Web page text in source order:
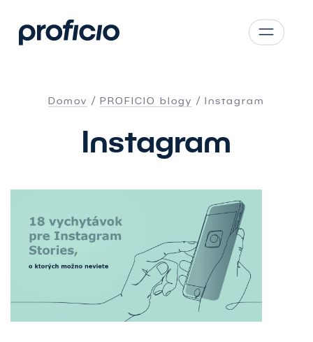
AT
Domov PROFICIO blogy Instagram
Instagram